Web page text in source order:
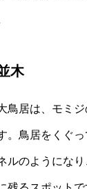
木
鳥居は、モミ
。鳥居をくぐ
ルのようにな